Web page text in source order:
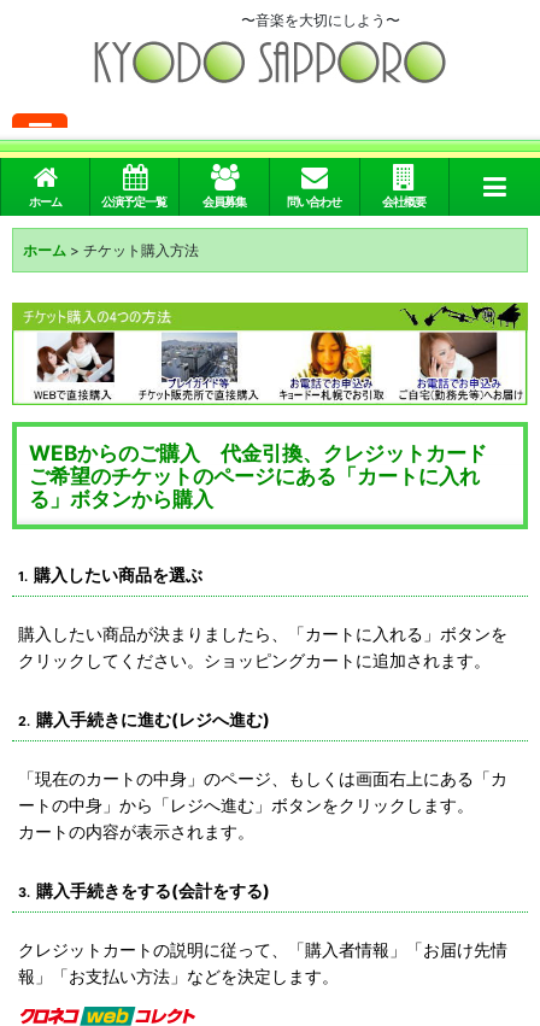
〜音楽を大切にしよう〜
メニュー
ホーム 公演予定一覧 会員募集 問い合わせ 会社概要
ホーム > チケット購入方法
WEBからのご購入 代金引換、クレジットカード
ご希望のチケットのページにある「カートに入れ
る」ボタンから購入
1. 購入したい商品を選ぶ
購入したい商品が決まりましたら、「カートに入れる」ボタンを
クリックしてください。ショッピングカートに追加されます。
2. 購入手続きに進む(レジへ進む)
「現在のカートの中身」のページ、もしくは画面右上にある「カ
ートの中身」から「レジへ進む」ボタンをクリックします。
カートの内容が表示されます。
3. 購入手続きをする(会計をする)
クレジットカートの説明に従って、「購入者情報」「お届け先情
報」「お支払い方法」などを決定します。